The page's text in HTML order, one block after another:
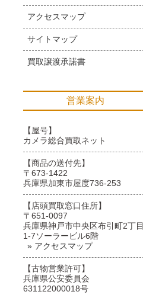
アクセスマップ
サイトマップ
買取譲渡承諾書
営業案内
【屋号】
カメラ総合買取ネット
【商品の送付先】
〒673-1422
兵庫県加東市屋度736-253
【店頭買取窓口住所】
〒651-0097
兵庫県神戸市中央区布引町2丁目
1-7ソーラービル6階
» アクセスマップ
【古物営業許可】
兵庫県公安委員会
631122000018号